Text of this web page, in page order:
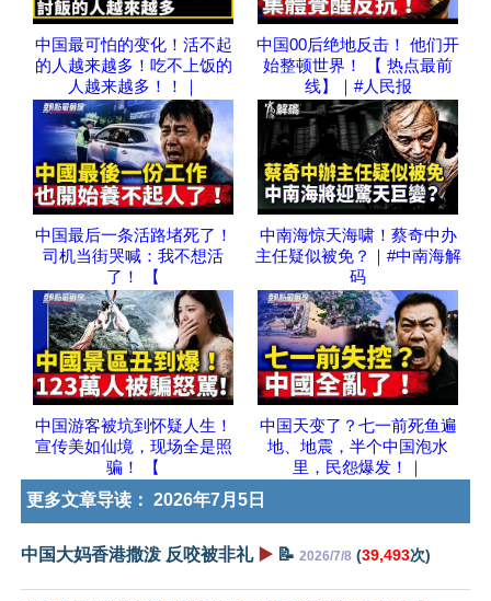
中国最可怕的变化！活不起
的人越来越多！吃不上饭的
人越来越多！！｜
中国00后绝地反击！ 他们开
始整顿世界！ 【 热点最前
线】｜#人民报
中国最后一条活路堵死了！
司机当街哭喊：我不想活
了！ 【
中南海惊天海啸！蔡奇中办
主任疑似被免？｜#中南海解
码
中国游客被坑到怀疑人生！
宣传美如仙境，现场全是照
骗！ 【
中国天变了？七一前死鱼遍
地、地震，半个中国泡水
里，民怨爆发！｜
更多文章导读： 2026年7月5日
中国大妈香港撒泼 反咬被非礼 ▶️ 📝 2026/7/8 (39,493次)